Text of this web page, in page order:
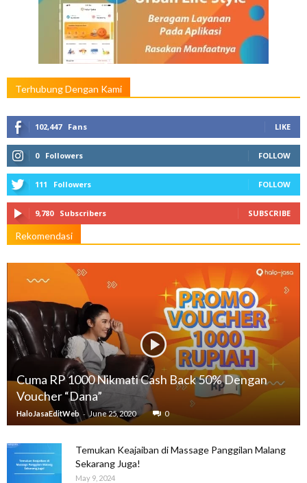
Terhubung Dengan Kami
102,447 Fans LIKE
0 Followers FOLLOW
111 Followers FOLLOW
9,780 Subscribers SUBSCRIBE
Rekomendasi
Cuma RP 1000 Nikmati Cash Back 50% Dengan
Voucher “Dana”
HaloJasaEditWeb - June 25, 2020 0
Temukan Keajaiban di Massage Panggilan Malang
Sekarang Juga!
May 9, 2024